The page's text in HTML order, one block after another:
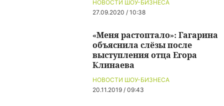
НОВОСТИ ШОУ-БИЗНЕСА
27.09.2020 / 10:38
НОВОСТИ ШОУ-БИЗНЕСА
20.11.2019 / 09:43
«Меня растоптало»: Гагарина
объяснила слёзы после
выступления отца Егора
Клинаева